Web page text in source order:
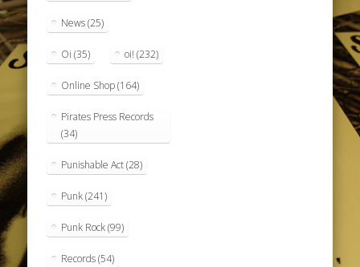
News(25)
Oi (35) oi! (232)
Online Shop(164)
Pirates Press Records
(34)
Punishable Act(28)
Punk(241)
Punk Rock(99)
Records(54)